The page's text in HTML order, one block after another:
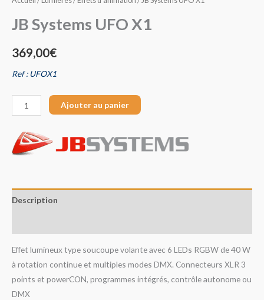
JB Systems UFO X1
369,00€
Ref : UFOX1
Ajouter au panier
Description
Effet lumineux type soucoupe volante avec 6 LEDs RGBW de 40 W
à rotation continue et multiples modes DMX. Connecteurs XLR 3
points et powerCON, programmes intégrés, contrôle autonome ou
DMX